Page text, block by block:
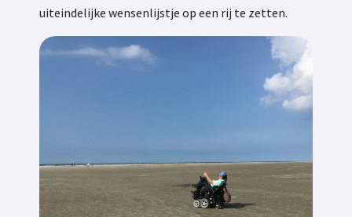
uiteindelijke wensenlijstje op een rij te zetten.